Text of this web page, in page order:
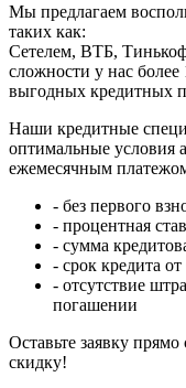
Мы предлагаем
таких как:
Сетелем, ВТБ,
сложности у нас более
выгодных кредитных
Наши кредитные
оптимальные условия
ежемесячным
- без первого
- процентная
- сумма
- срок кредита
- отсутствие
погашении
Оставьте заявку
скидку!